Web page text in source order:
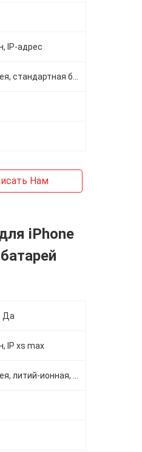
IP-адрес
Нам
iPhone
Да
IP xs max